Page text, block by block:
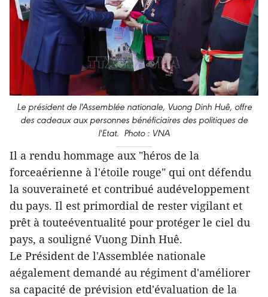
Le président de l'Assemblée nationale, Vuong Dinh Huê, offre
des cadeaux aux personnes bénéficiaires des politiques de
l'Etat. Photo : VNA
Il a rendu hommage aux "héros de la
forceaérienne à l'étoile rouge" qui ont défendu
la souveraineté et contribué audéveloppement
du pays. Il est primordial de rester vigilant et
prêt à touteéventualité pour protéger le ciel du
pays, a souligné Vuong Dinh Huê.
Le Président de l'Assemblée nationale
aégalement demandé au régiment d'améliorer
sa capacité de prévision etd'évaluation de la